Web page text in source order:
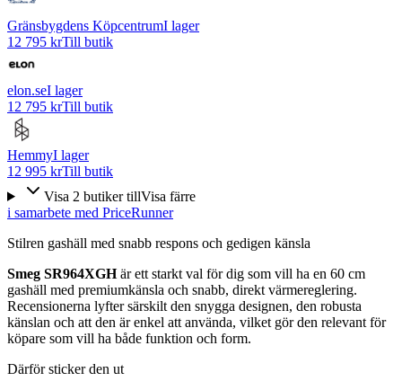
Gränsbygdens KöpcentrumI lager
12 795 krTill butik
elon.seI lager
12 795 krTill butik
HemmyI lager
12 995 krTill butik
Visa 2 butiker tillVisa färre
i samarbete med PriceRunner
Stilren gashäll med snabb respons och gedigen känsla
Smeg SR964XGHär ett starkt val för dig som vill ha en 60 cm
gashäll med premiumkänsla och snabb, direkt värmereglering.
Recensionerna lyfter särskilt den snygga designen, den robusta
känslan och att den är enkel att använda, vilket gör den relevant för
köpare som vill ha både funktion och form.
Därför sticker den ut